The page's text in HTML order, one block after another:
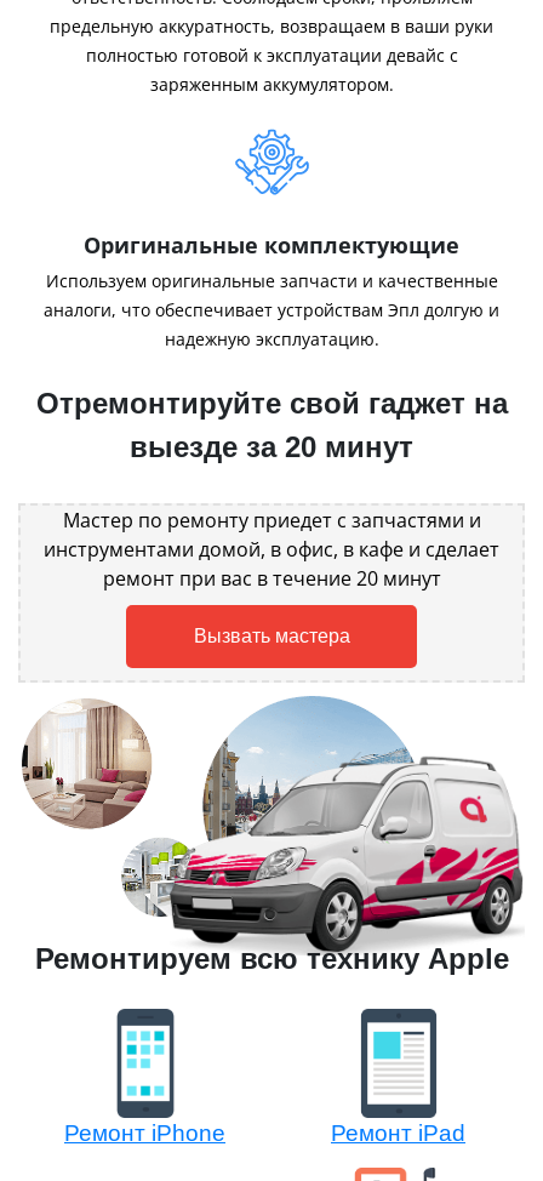
предельную аккуратность, возвращаем в ваши руки
полностью готовой к эксплуатации девайс с
заряженным аккумулятором.
Оригинальные комплектующие
Используем оригинальные запчасти и качественные
аналоги, что обеспечивает устройствам Эпл долгую и
надежную эксплуатацию.
Отремонтируйте свой гаджет на
выезде за 20 минут
Мастер по ремонту приедет с запчастями и
инструментами домой, в офис, в кафе и сделает
ремонт при вас в течение 20 минут
Вызвать мастера
Ремонтируем всю технику Apple
Ремонт iPhone Ремонт iPad